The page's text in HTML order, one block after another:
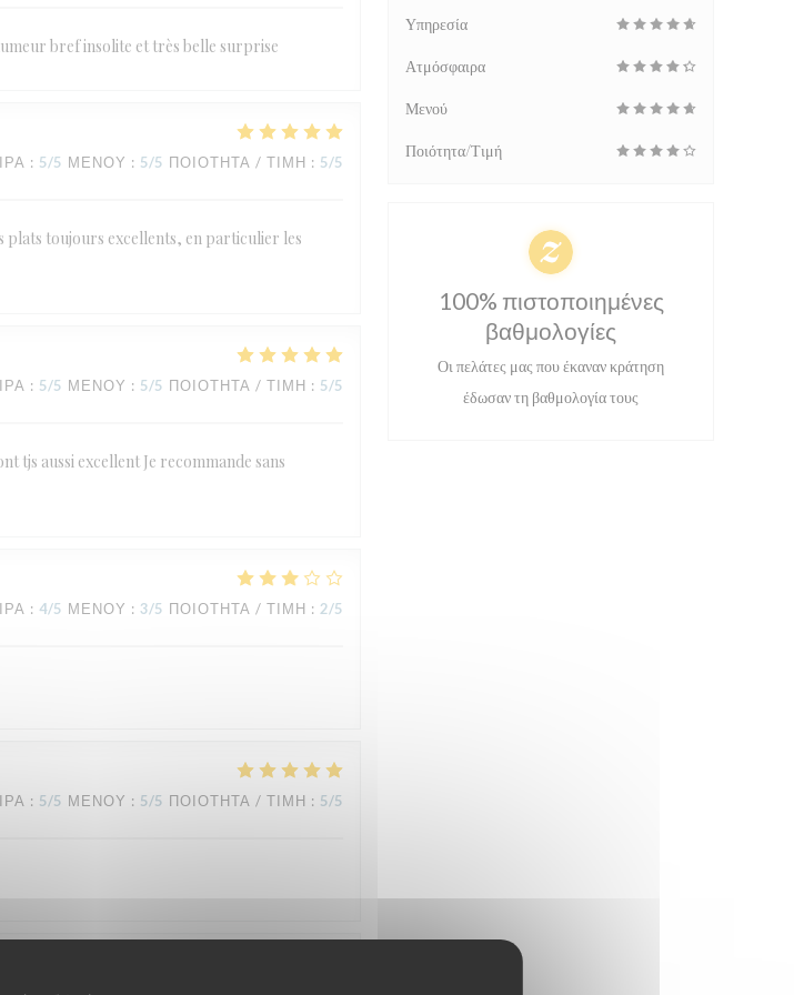
bref insolite et très belle surprise
: 5/5 ΜΕΝΟΎ : 5/5 ΠΟΙΌΤΗΤΑ / ΤΙΜΉ : 5/5
plats toujours excellents, en particulier les
: 5/5 ΜΕΝΟΎ : 5/5 ΠΟΙΌΤΗΤΑ / ΤΙΜΉ : 5/5
tjs aussi excellent Je recommande sans
: 4/5 ΜΕΝΟΎ : 3/5 ΠΟΙΌΤΗΤΑ / ΤΙΜΉ : 2/5
: 5/5 ΜΕΝΟΎ : 5/5 ΠΟΙΌΤΗΤΑ / ΤΙΜΉ : 5/5
Υπηρεσία
Ατμόσφαιρα
Μενού
Ποιότητα/Τιμή
100% πιστοποιημένες
βαθμολογίες
Οι πελάτες μας που έκαναν κράτηση
έδωσαν τη βαθμολογία τους